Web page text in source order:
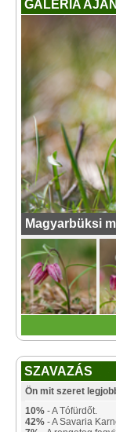
GALÉRIA
Magyarbüksi
SZAVAZÁS
Ön mit szeret
10% - A Tófürdőt.
42% - A Savaria